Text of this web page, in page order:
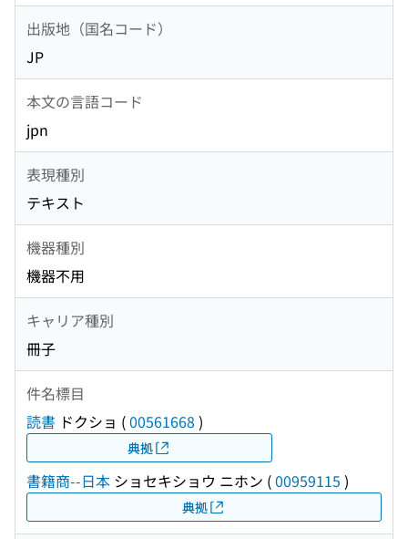
出版地（国名コード）
JP
本文の言語コード
jpn
表現種別
テキスト
機器種別
機器不用
キャリア種別
冊子
件名標目
読書 ドクショ (00561668 )
典拠
書籍商--日本 ショセキショウ ニホン (00959115 )
典拠